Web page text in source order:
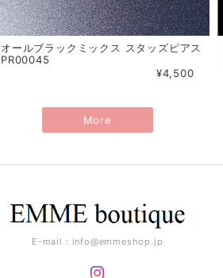
オールブラックミックス スタッズピアス
PR00045
¥4,500
More
E-mail： info@emmeshop.jp